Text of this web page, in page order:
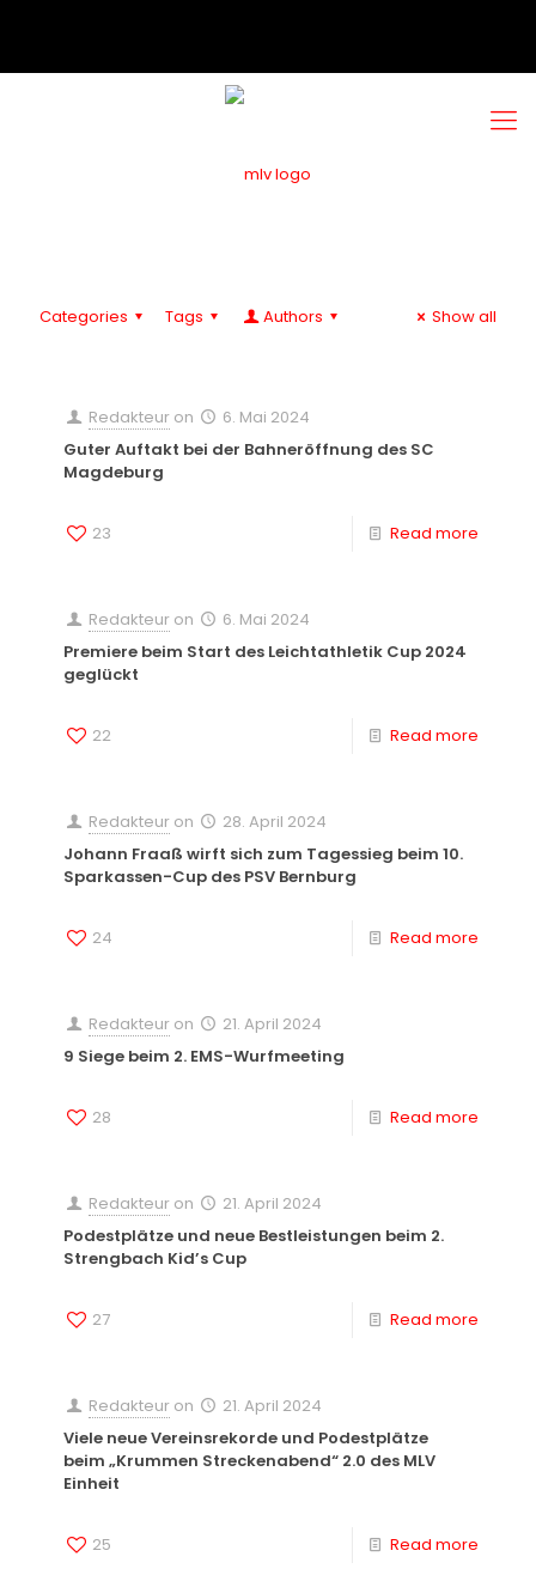
Categories Tags Authors Show all
Redakteur on
6. Mai 2024
Guter Auftakt bei der Bahneröffnung des SC
Magdeburg
23 Read more
Redakteur on
6. Mai 2024
Premiere beim Start des Leichtathletik Cup 2024
geglückt
22 Read more
Redakteur on
28. April 2024
Johann Fraaß wirft sich zum Tagessieg beim 10.
Sparkassen-Cup des PSV Bernburg
24 Read more
Redakteur on
21. April 2024
9 Siege beim 2. EMS-Wurfmeeting
28 Read more
Redakteur on
21. April 2024
Podestplätze und neue Bestleistungen beim 2.
Strengbach Kid’s Cup
27 Read more
Redakteur on
21. April 2024
Viele neue Vereinsrekorde und Podestplätze
beim „Krummen Streckenabend“ 2.0 des MLV
Einheit
25 Read more